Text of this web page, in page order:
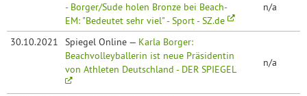
- Borger/Sude holen Bronze bei Beach-
EM: "Bedeutet sehr viel" - Sport - SZ.de
n/a
30.10.2021 Spiegel Online — Karla Borger:
Beachvolleyballerin ist neue Präsidentin
von Athleten Deutschland - DER SPIEGEL
n/a